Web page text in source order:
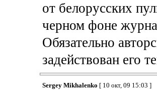
от белорусских
черном фоне
Обязательно
задействован его
Sergey Mikhalenko [ 10 окт, 09 15:03 ]